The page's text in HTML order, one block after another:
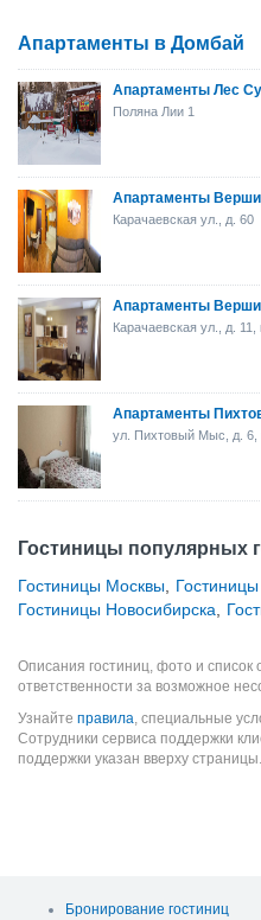
Апартаменты в Домбай
Апартаменты Лес
Поляна Лии 1
Апартаменты
Карачаевская ул., д. 60
Апартаменты
Карачаевская ул., д. 11,
Апартаменты
ул. Пихтовый Мыс, д. 6,
Гостиницы популярных
Гостиницы Москвы
Гостиницы Новосибирска
Описания гостиниц, фото и
ответственности за возможное
Узнайте правила, специальные
Сотрудники сервиса поддержки
поддержки указан вверху страницы.
Бронирование гостиниц